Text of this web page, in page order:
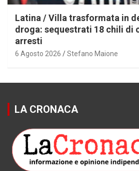
Latina / Villa trasformata in
droga: sequestrati 18 chili di
arresti
6 Agosto 2026 Stefano Maione
LA CRONACA